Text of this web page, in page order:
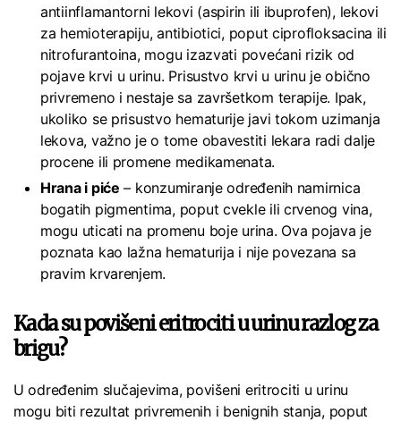
antiinflamantorni lekovi (aspirin ili ibuprofen), lekovi
za hemioterapiju, antibiotici, poput ciprofloksacina ili
nitrofurantoina, mogu izazvati povećani rizik od
pojave krvi u urinu. Prisustvo krvi u urinu je obično
privremeno i nestaje sa završetkom terapije. Ipak,
ukoliko se prisustvo hematurije javi tokom uzimanja
lekova, važno je o tome obavestiti lekara radi dalje
procene ili promene medikamenata.
Hrana i piće – konzumiranje određenih namirnica
bogatih pigmentima, poput cvekle ili crvenog vina,
mogu uticati na promenu boje urina. Ova pojava je
poznata kao lažna hematurija i nije povezana sa
pravim krvarenjem.
Kada su povišeni eritrociti u urinu razlog za
brigu?
U određenim slučajevima, povišeni eritrociti u urinu
mogu biti rezultat privremenih i benignih stanja, poput